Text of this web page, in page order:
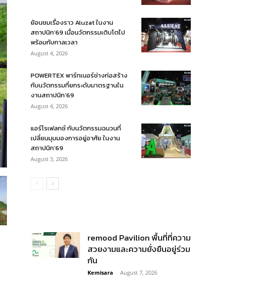
ย้อนชมเรื่องราว Aluzat ในงาน
สถาปนิก’69 เมื่อนวัตกรรมเติบโตไป
พร้อมกับกาลเวลา
August 4, 2026
POWERTEX พาร์ทเนอร์ช่างก่อสร้าง
กับนวัตกรรมที่ยกระดับมาตรฐานใน
งานสถาปนิก’69
August 4, 2026
แอร์โรเฟลกซ์ กับนวัตกรรมฉนวนที่
เปลี่ยนมุมมองการอยู่อาศัย ในงาน
สถาปนิก’69
August 3, 2026
remood Pavilion พื้นที่ที่ความ
สวยงามและความยั่งยืนอยู่ร่วม
กัน
Kemisara - August 7, 2026